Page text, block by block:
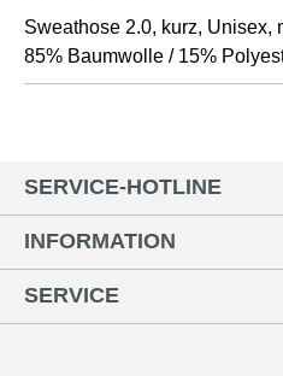
Sweathose 2.0, kurz, Unisex,
85% Baumwolle / 15%
SERVICE-HOTLINE
INFORMATION
SERVICE